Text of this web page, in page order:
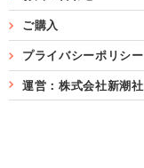
ご購入
プライバシーポリシー
運営：株式会社新潮社